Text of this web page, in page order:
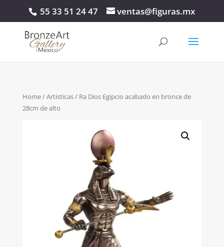
55 33 51 24 47 ventas@figuras.mx
Home/Artisticas/ Ra Dios Egipcio acabado en bronce de
28cm de alto